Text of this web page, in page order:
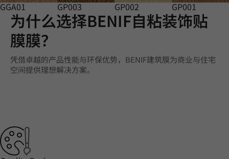
GGA01 GP003 GP002 GP001
为什么选择BENIF自粘装饰贴
膜膜？
凭借卓越的产品性能与环保优势，BENIF建筑膜为商业与住宅
空间提供理想解决方案。